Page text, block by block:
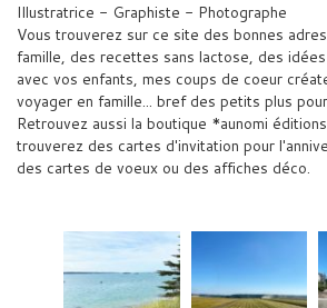
Illustratrice - Graphiste - Photographe
Vous trouverez sur ce site des bonnes
famille, des recettes sans lactose, des
avec vos enfants, mes coups de coeur
voyager en famille... bref des petits plus
Retrouvez aussi la boutique *aunomi
trouverez des cartes d'invitation pour
des cartes de voeux ou des affiches déco.